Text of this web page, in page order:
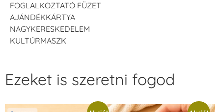
FOGLALKOZTATÓ FÜZET
AJÁNDÉKKÁRTYA
NAGYKERESKEDELEM
KULTÚRMASZK
Ezeket is szeretni fogod